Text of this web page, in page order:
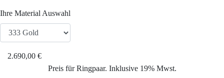
Ihre Material Auswahl
2.690,00 €
Preis für Ringpaar. Inklusive 19% Mwst.
Ringgrößen Tabelle
Trauring-Etui kostenlos
Kostenlose Gravur